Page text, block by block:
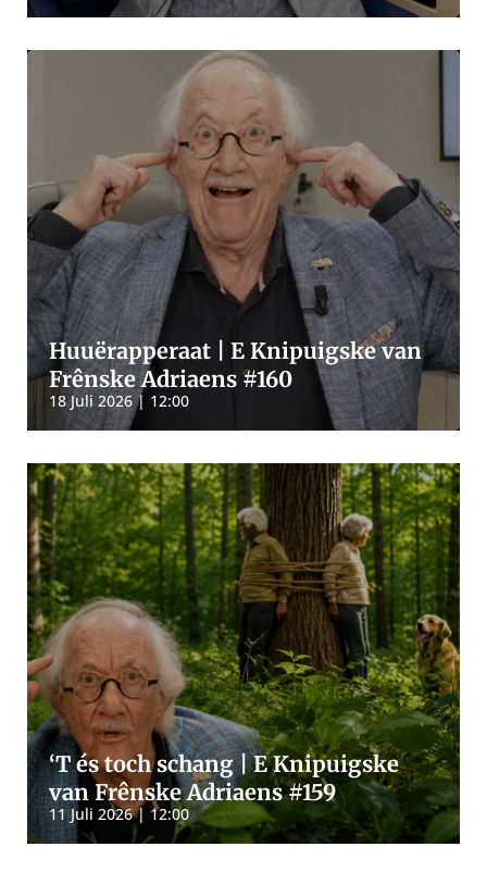
Huuërapperaat | E Knipuigske van
Frênske Adriaens #160
18 Juli 2026 | 12:00
‘T és toch schang | E Knipuigske
van Frênske Adriaens #159
11 Juli 2026 | 12:00